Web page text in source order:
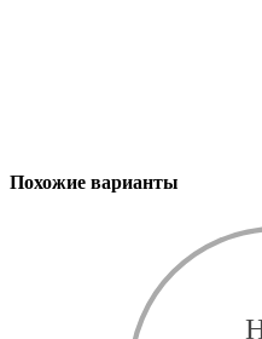
Похожие варианты